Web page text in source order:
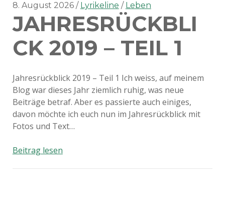
8. August 2026 Lyrikeline Leben
JAHRESRÜCKBLI
CK 2019 – TEIL 1
Jahresrückblick 2019 – Teil 1 Ich weiss, auf meinem
Blog war dieses Jahr ziemlich ruhig, was neue
Beiträge betraf. Aber es passierte auch einiges,
davon möchte ich euch nun im Jahresrückblick mit
Fotos und Text…
Beitrag lesenJahresrückblick